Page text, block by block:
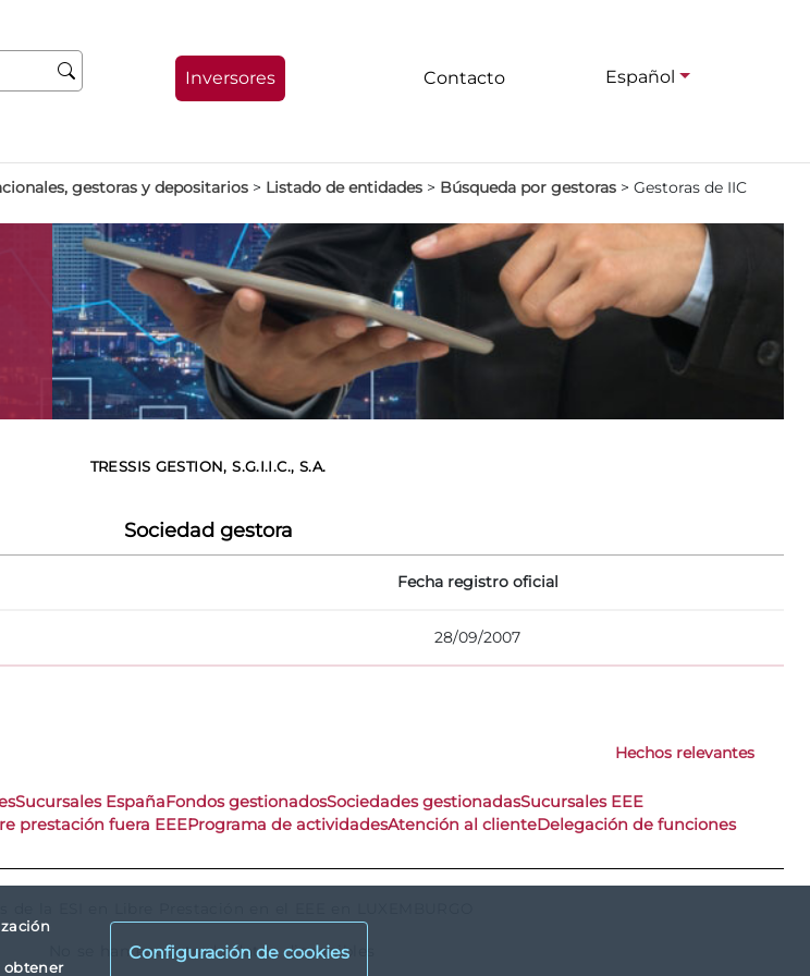
obtener
Configuración de cookies
Inversores Contacto Español
gestoras y depositarios > Listado de entidades > Búsqueda por gestoras > Gestoras de IIC
TRESSIS GESTION, S.G.I.I.C., S.A.
Sociedad gestora
Fecha registro oficial
28/09/2007
Hechos relevantes
Sucursales EspañaFondos gestionadosSociedades gestionadasSucursales EEE
prestación fuera EEEPrograma de actividadesAtención al clienteDelegación de funciones
No se han encontrado datos disponibles